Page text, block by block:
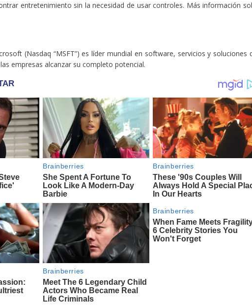
entretenimiento sin la necesidad de usar controles. Más información
(Nasdaq “MSFT”) es líder mundial en software, servicios y soluciones
empresas alcanzar su completo potencial.